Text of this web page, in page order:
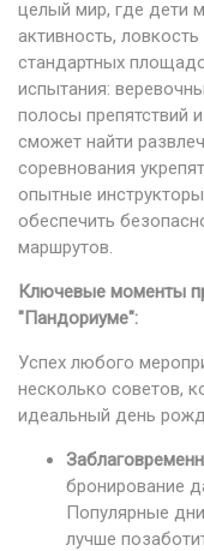
целый мир, где дети
активность,
стандартных
испытания:
полосы препятствий
сможет найти
соревнования
опытные
обеспечить
маршрутов.
Ключевые моменты
"Пандориуме":
Успех любого
несколько советов,
идеальный день
бронирование
Популярные
лучше